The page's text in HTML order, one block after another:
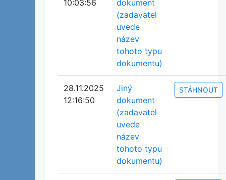
10:03:56
dokument
(zadavatel
uvede
název
tohoto typu
dokumentu)
28.11.2025
12:16:50
Jiný
dokument
(zadavatel
uvede
název
tohoto typu
dokumentu)
STÁHNOUT